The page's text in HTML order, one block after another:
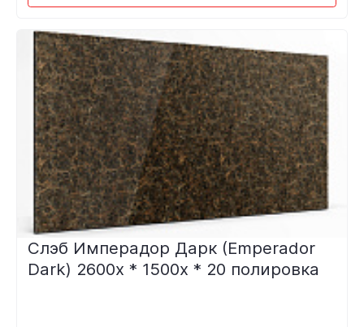
Слэб Имперадор Дарк (Emperador
Dark) 2600x * 1500x * 20 полировка